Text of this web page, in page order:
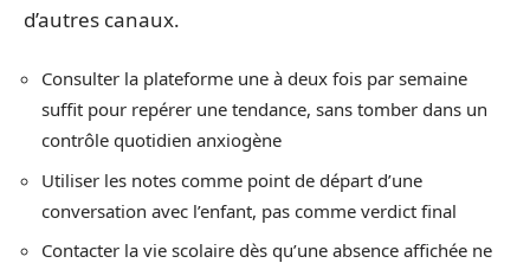
d’autres canaux.
Consulter la plateforme une à deux fois par semaine
suffit pour repérer une tendance, sans tomber dans un
contrôle quotidien anxiogène
Utiliser les notes comme point de départ d’une
conversation avec l’enfant, pas comme verdict final
Contacter la vie scolaire dès qu’une absence affichée ne